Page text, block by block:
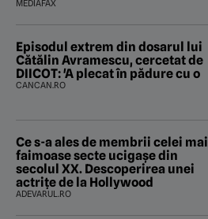
MEDIAFAX
Episodul extrem din dosarul lui
Cătălin Avramescu, cercetat de
DIICOT: 'A plecat în pădure cu o
CANCAN.RO
Ce s-a ales de membrii celei mai
faimoase secte ucigașe din
secolul XX. Descoperirea unei
actrițe de la Hollywood
ADEVARUL.RO